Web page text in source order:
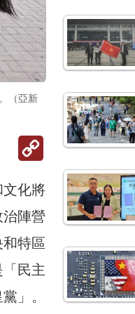
（亞新
Copy
化將
陣營
特區
民主
」。